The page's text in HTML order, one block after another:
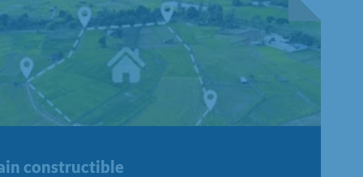
constructible